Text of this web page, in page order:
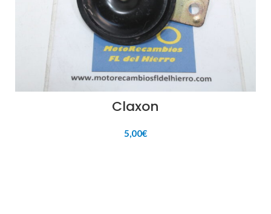
Claxon
5,00€